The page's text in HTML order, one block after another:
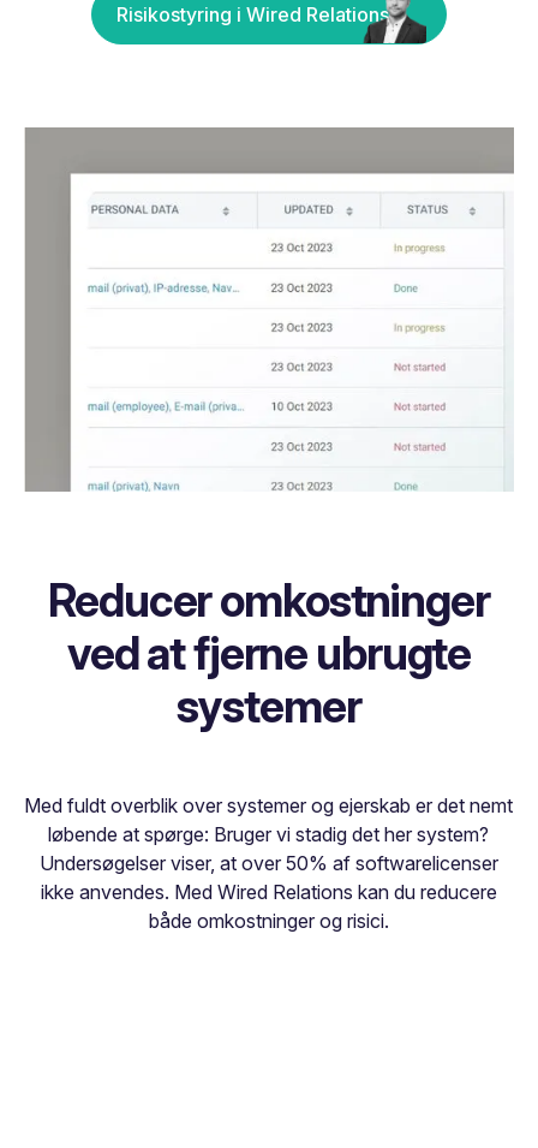
Risikostyring i Wired Relations
Reducer omkostninger
ved at fjerne ubrugte
systemer
Med fuldt overblik over systemer og ejerskab er det nemt
løbende at spørge: Bruger vi stadig det her system?
Undersøgelser viser, at over 50% af softwarelicenser
ikke anvendes. Med Wired Relations kan du reducere
både omkostninger og risici.